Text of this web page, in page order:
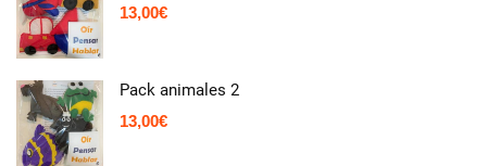
13,00€
Pack animales 2
13,00€